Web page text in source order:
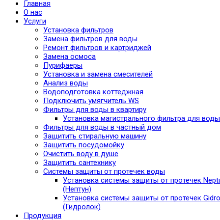
Главная
О нас
Услуги
Установка фильтров
Замена фильтров для воды
Ремонт фильтров и картриджей
Замена осмоса
Пурифаеры
Установка и замена смесителей
Анализ воды
Водоподготовка коттеджная
Подключить умягчитель WS
Фильтры для воды в квартиру
Установка магистрального фильтра для воды
Фильтры для воды в частный дом
Защитить стиральную машину
Защитить посудомойку
Очистить воду в душе
Защитить сантехнику
Системы защиты от протечек воды
Установка системы защиты от протечек
(Нептун)
Установка системы защиты от протечек
(Гидролок)
Продукция